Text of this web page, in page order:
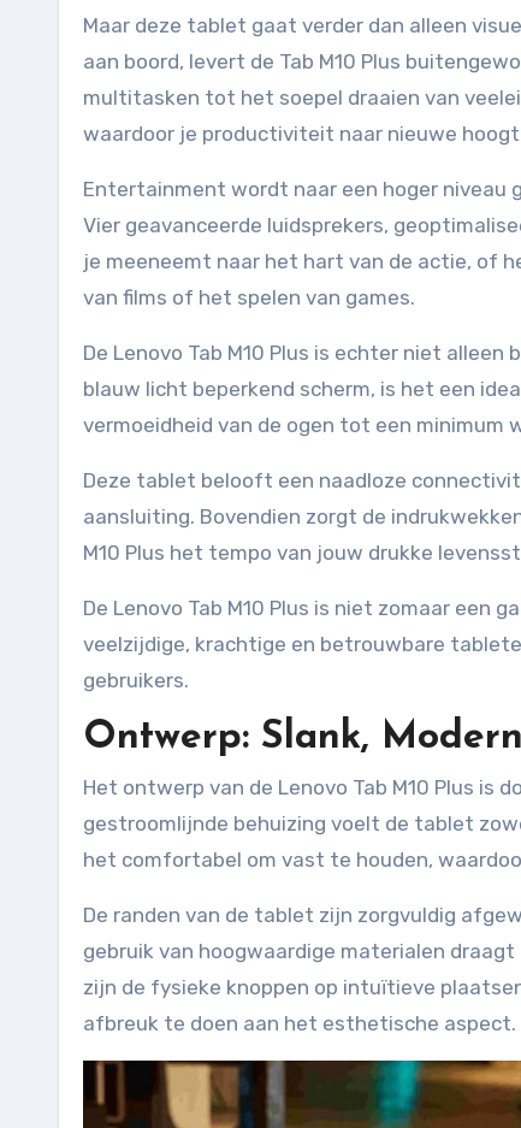
Maar deze tablet gaat verder dan alleen
aan boord, levert de Tab M10 Plus
multitasken tot het soepel draaien van
waardoor je productiviteit naar nieuwe
Entertainment wordt naar een hoger
Vier geavanceerde luidsprekers,
je meeneemt naar het hart van de actie, of
van films of het spelen van games.
De Lenovo Tab M10 Plus is echter niet
blauw licht beperkend scherm, is het een
vermoeidheid van de ogen tot een minimum
Deze tablet belooft een naadloze
aansluiting. Bovendien zorgt de
M10 Plus het tempo van jouw drukke
De Lenovo Tab M10 Plus is niet zomaar een
veelzijdige, krachtige en betrouwbare
gebruikers.
Ontwerp: Slank,
Het ontwerp van de Lenovo Tab M10 Plus is
gestroomlijnde behuizing voelt de tablet
het comfortabel om vast te houden,
De randen van de tablet zijn zorgvuldig
gebruik van hoogwaardige materialen
zijn de fysieke knoppen op intuïtieve
afbreuk te doen aan het esthetische aspect.